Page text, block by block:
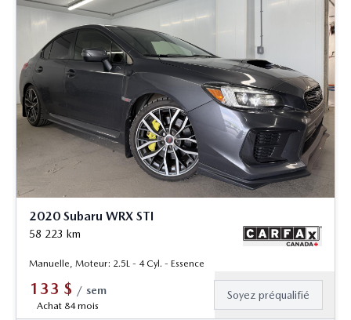
2020 Subaru WRX STI
58 223 km
Manuelle, Moteur: 2.5L - 4 Cyl. - Essence
133 $ / sem
Achat 84 mois
Soyez préqualifié